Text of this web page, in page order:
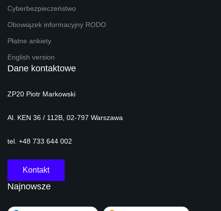
Cyberbezpieczeństwo
Obowiązek informacyjny RODO
Płatne ankiety
English version
Dane kontaktowe
ZP20 Piotr Markowski
Al. KEN 36 / 112B, 02-797 Warszawa
tel. +48 733 644 002
Kontakt
Najnowsze